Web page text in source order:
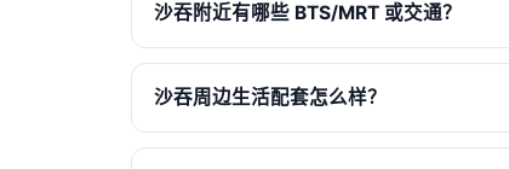
沙吞附近有哪些 BTS/MRT 或交通？
沙吞周边生活配套怎么样？